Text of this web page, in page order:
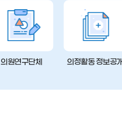
의원연구단체 의정활동 정보공